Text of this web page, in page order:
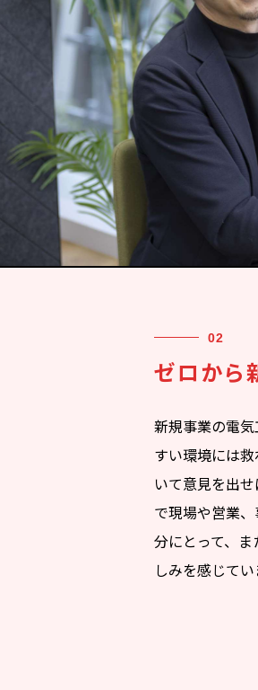
ゼロから
新規事業の電
すい環境には
いて意見を出
で現場や営業
分にとって、
しみを感じてい